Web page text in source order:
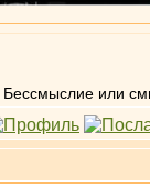
Бессмыслие или